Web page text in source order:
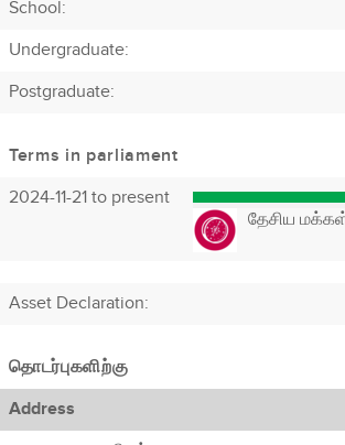
School:
Undergraduate:
Postgraduate:
Terms in parliament
2024-11-21 to present
தேசிய
Asset Declaration:
தொடர்புகளிற்கு
Address